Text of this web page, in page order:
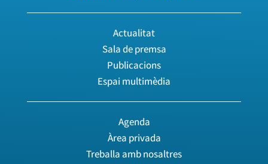
Actualitat
Sala de premsa
Publicacions
Espai multimèdia
Agenda
Àrea privada
Treballa amb nosaltres